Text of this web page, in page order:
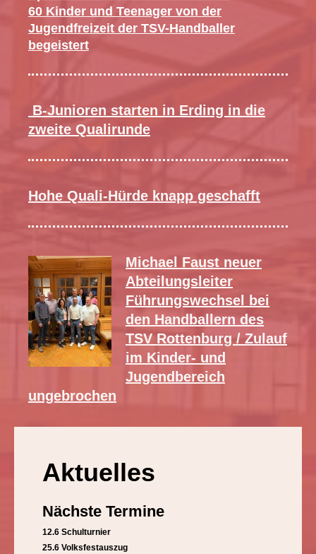
60 Kinder und Teenager von der
Jugendfreizeit der TSV-Handballer
begeistert
B-Junioren starten in Erding in die
zweite Qualirunde
Hohe Quali-Hürde knapp geschafft
Michael Faust neuer
Abteilungsleiter
Führungswechsel bei
den Handballern des
TSV Rottenburg / Zulauf
im Kinder- und
Jugendbereich
ungebrochen
Aktuelles
Nächste Termine
12.6 Schulturnier
25.6 Volksfestauszug